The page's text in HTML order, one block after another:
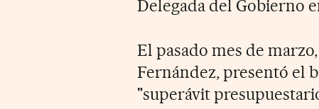
Delegada del Gobierno
El pasado mes de
Fernández, presentó el
"superávit